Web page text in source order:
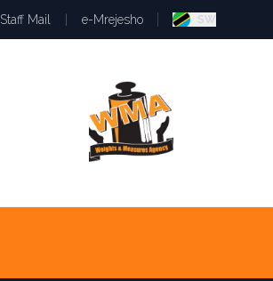
Staff Mail e-Mrejesho SW